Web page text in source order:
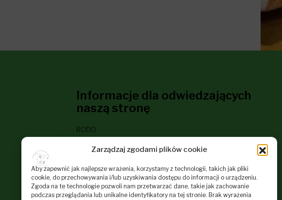
Zarządzaj zgodami plików cookie
Aby zapewnić jak najlepsze wrażenia, korzystamy z technologii, takich jak pliki
cookie, do przechowywania i/lub uzyskiwania dostępu do informacji o urządzeniu.
Zgoda na te technologie pozwoli nam przetwarzać dane, takie jak zachowanie
podczas przeglądania lub unikalne identyfikatory na tej stronie. Brak wyrażenia
Informacje dla odwiedzających
naszą stronę
RODO
Regulamin Serwisu Internetowego Szkoły